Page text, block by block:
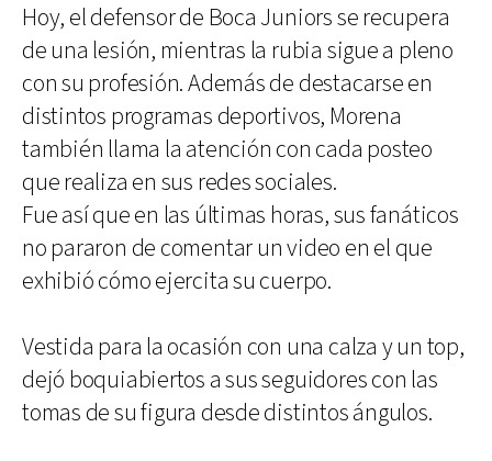
Hoy, el defensor de Boca Juniors se recupera
de una lesión, mientras la rubia sigue a pleno
con su profesión. Además de destacarse en
distintos programas deportivos, Morena
también llama la atención con cada posteo
que realiza en sus redes sociales.
Fue así que en las últimas horas, sus fanáticos
no pararon de comentar un video en el que
exhibió cómo ejercita su cuerpo.
Vestida para la ocasión con una calza y un top,
dejó boquiabiertos a sus seguidores con las
tomas de su figura desde distintos ángulos.